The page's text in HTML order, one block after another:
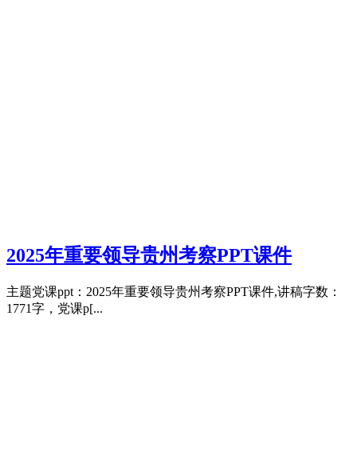
2025年重要领导贵州考察PPT课件
主题党课ppt：2025年重要领导贵州考察PPT课件,讲稿字数：
1771字，党课p[...